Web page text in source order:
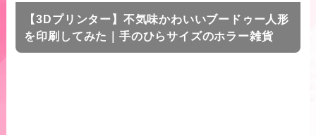
【3Dプリンター】不気味かわいいブードゥー人形
を印刷してみた｜手のひらサイズのホラー雑貨